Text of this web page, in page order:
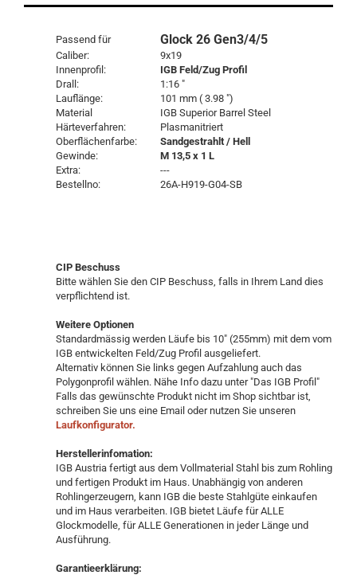
Passend für Glock 26 Gen3/4/5
Caliber:
9x19
Innenprofil:
IGB Feld/Zug Profil
Drall:
1:16 "
Lauflänge:
101 mm ( 3.98 ")
Material
IGB Superior Barrel Steel
Härteverfahren:
Plasmanitriert
Oberflächenfarbe:
Sandgestrahlt / Hell
Gewinde:
M 13,5 x 1 L
Extra:
---
Bestellno:
26A-H919-G04-SB
CIP Beschuss
Bitte wählen Sie den CIP Beschuss, falls in Ihrem Land dies
verpflichtend ist.
Weitere Optionen
Standardmässig werden Läufe bis 10" (255mm) mit dem vom
IGB entwickelten Feld/Zug Profil ausgeliefert.
Alternativ können Sie links gegen Aufzahlung auch das
Polygonprofil wählen. Nähe Info dazu unter "Das IGB Profil"
Falls das gewünschte Produkt nicht im Shop sichtbar ist,
schreiben Sie uns eine Email oder nutzen Sie unseren
Laufkonfigurator.
Herstellerinfomation:
IGB Austria fertigt aus dem Vollmaterial Stahl bis zum Rohling
und fertigen Produkt im Haus. Unabhängig von anderen
Rohlingerzeugern, kann IGB die beste Stahlgüte einkaufen
und im Haus verarbeiten. IGB bietet Läufe für ALLE
Glockmodelle, für ALLE Generationen in jeder Länge und
Ausführung.
Garantieerklärung: